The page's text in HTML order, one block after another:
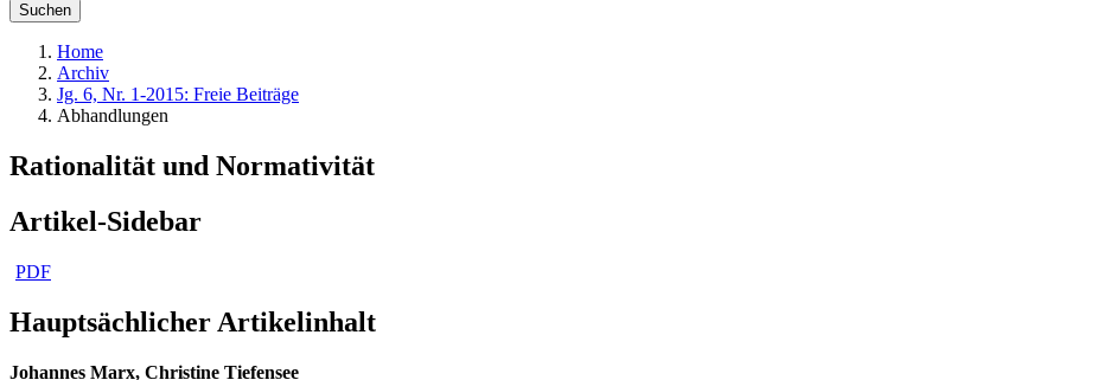
Suchen
Home
Archiv
Jg. 6, Nr. 1-2015: Freie Beiträge
Abhandlungen
Rationalität und Normativität
Artikel-Sidebar
PDF
Hauptsächlicher Artikelinhalt
Johannes Marx, Christine Tiefensee